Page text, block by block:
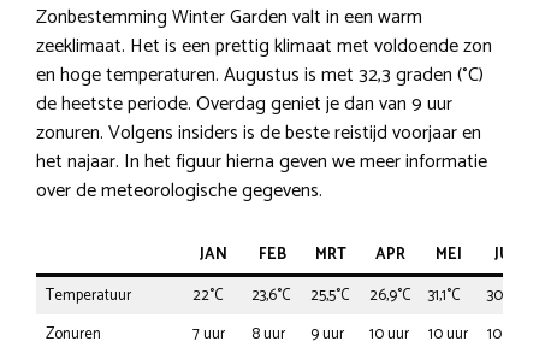
Zonbestemming Winter Garden valt in een warm
zeeklimaat. Het is een prettig klimaat met voldoende zon
en hoge temperaturen. Augustus is met 32,3 graden (°C)
de heetste periode. Overdag geniet je dan van 9 uur
zonuren. Volgens insiders is de beste reistijd voorjaar en
het najaar. In het figuur hierna geven we meer informatie
over de meteorologische gegevens.
JAN FEB MRT APR MEI
JUN
Temperatuur
22°C 23,6°C 25,5°C 26,9°C 31,1°C
30,8°C
Zonuren
7 uur 8 uur 9 uur 10 uur 10 uur 10 uur